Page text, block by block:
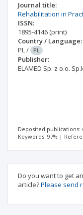
Journal title:
Rehabilitation in
ISSN:
1895-4146 (print)
Country / Language:
PL/ PL
Publisher:
ELAMED Sp. z o.o.
Deposited publications:
Keywords: 97% |
Do you want to get
article?Please send